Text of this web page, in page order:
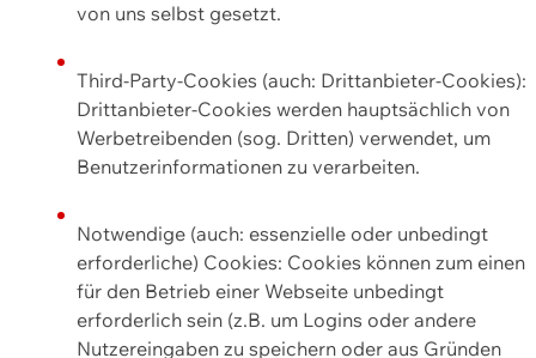
von uns selbst gesetzt.
Third-Party-Cookies (auch: Drittanbieter-Cookies):
Drittanbieter-Cookies werden hauptsächlich von
Werbetreibenden (sog. Dritten) verwendet, um
Benutzerinformationen zu verarbeiten.
Notwendige (auch: essenzielle oder unbedingt
erforderliche) Cookies: Cookies können zum einen
für den Betrieb einer Webseite unbedingt
erforderlich sein (z.B. um Logins oder andere
Nutzereingaben zu speichern oder aus Gründen